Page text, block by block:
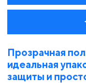
Прозрачная
идеальная
защиты и